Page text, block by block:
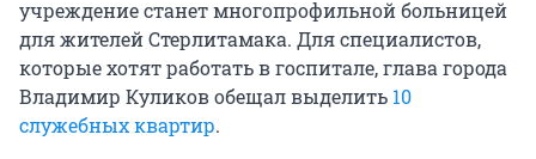
учреждение станет многопрофильной больницей
для жителей Стерлитамака. Для специалистов,
которые хотят работать в госпитале, глава города
Владимир Куликов обещал выделить 10
служебных квартир.